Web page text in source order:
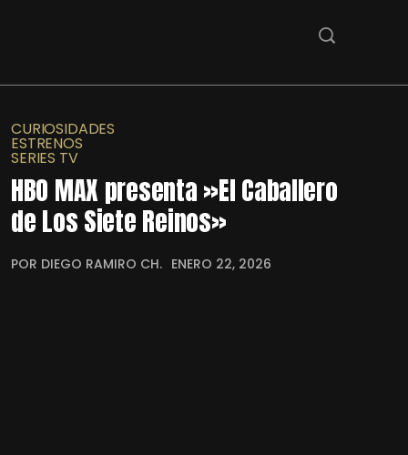
CURIOSIDADES
ESTRENOS
SERIES TV
HBO MAX presenta »El Caballero
de Los Siete Reinos»
POR DIEGO RAMIRO CH. ENERO 22, 2026